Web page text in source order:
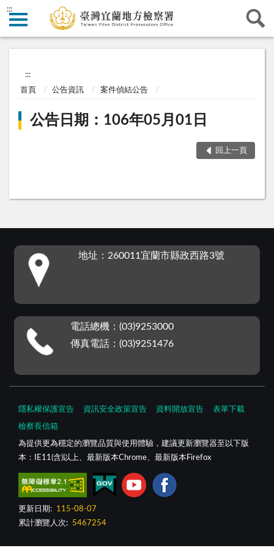
:::
:::
首頁 公告資訊 案件偵結公告
公告日期：106年05月01日
回上一頁
地址：260011宜蘭市縣政西路3號
電話總機：(03)9253000
傳真電話：(03)9251476
隱私權保護宣告 資訊安全政策宣告 資料開放宣告 表單下載
檢察長信箱
為提供更為穩定的瀏覽品質與使用體驗，建議更新瀏覽器至以下版
本：IE11(含)以上、最新版本Chrome、最新版本Firefox
更新日期:
115-08-07
累計瀏覽人次:
5467254